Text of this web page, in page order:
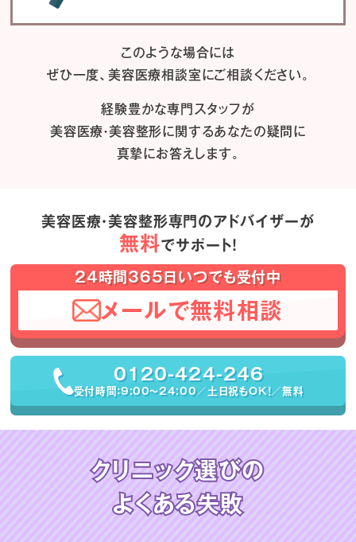
このような場合には
ぜひ一度、美容医療相談室にご相談ください。
経験豊かな専門スタッフが
美容医療・美容整形に関するあなたの疑問に
真摯にお答えします。
美容医療・美容整形専門のアドバイザーが
無料でサポート！
24時間365日いつでも受付中
メールで無料相談
0120-424-246
受付時間：9:00〜24:00／土日祝もOK！／無料
クリニック選びの
よくある失敗